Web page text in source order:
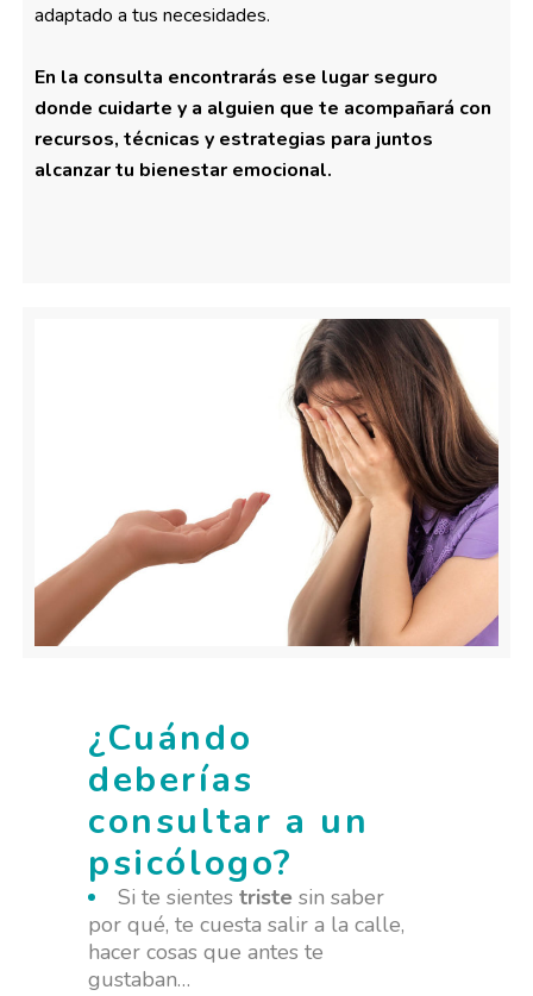
adaptado a tus necesidades.
En la consulta encontrarás ese lugar seguro
donde cuidarte y a alguien que te acompañará con
recursos, técnicas y estrategias para juntos
alcanzar tu bienestar emocional.
¿Cuándo
deberías
consultar a un
psicólogo?
Si te sientes triste sin saber
por qué, te cuesta salir a la calle,
hacer cosas que antes te
gustaban…